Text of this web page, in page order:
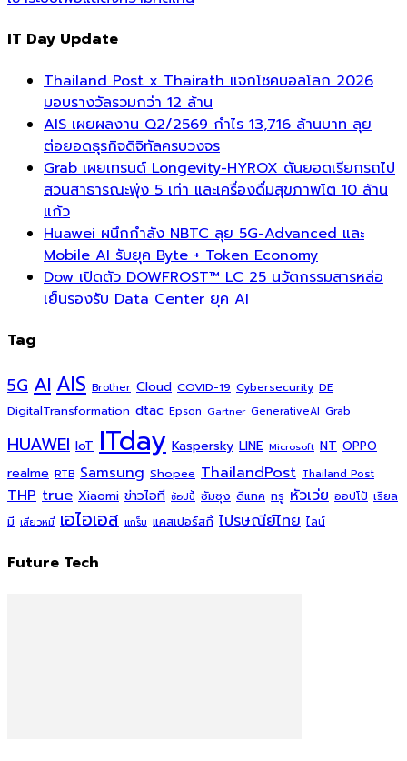
IT Day Update
Thailand Post x Thairath แจกโชคบอลโลก 2026
มอบรางวัลรวมกว่า 12 ล้าน
AIS เผยผลงาน Q2/2569 กำไร 13,716 ล้านบาท ลุย
ต่อยอดธุรกิจดิจิทัลครบวงจร
Grab เผยเทรนด์ Longevity-HYROX ดันยอดเรียกรถไป
สวนสาธารณะพุ่ง 5 เท่า และเครื่องดื่มสุขภาพโต 10 ล้าน
แก้ว
Huawei ผนึกกำลัง NBTC ลุย 5G-Advanced และ
Mobile AI รับยุค Byte + Token Economy
Dow เปิดตัว DOWFROST™ LC 25 นวัตกรรมสารหล่อ
เย็นรองรับ Data Center ยุค AI
Tag
5G AI AIS Brother Cloud COVID-19 Cybersecurity DE
DigitalTransformation dtac Epson Gartner GenerativeAI Grab
HUAWEI IoT ITday Kaspersky LINE Microsoft NT OPPO
realme RTB Samsung Shopee ThailandPost Thailand Post
THP true Xiaomi ข่าวไอที ช้อปปี้ ซัมซุง ดีแทค ทรู หัวเว่ย ออปโป้ เรียล
มี เสียวหมี่ เอไอเอส แกร็บ แคสเปอร์สกี้ ไปรษณีย์ไทย ไลน์
Future Tech